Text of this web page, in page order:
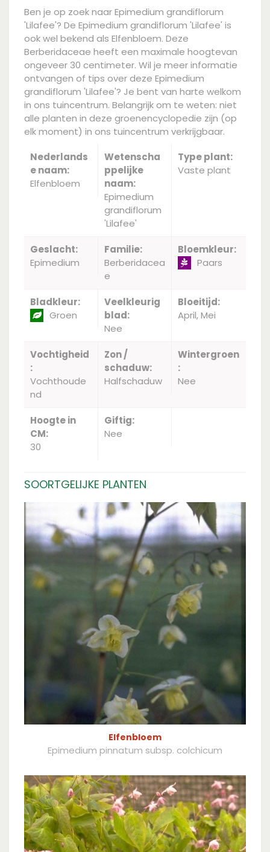
Ben je op zoek naar Epimedium grandiflorum
'Lilafee'? De Epimedium grandiflorum 'Lilafee' is
ook wel bekend als Elfenbloem. Deze
Berberidaceae heeft een maximale hoogtevan
ongeveer 30 centimeter. Wil je meer informatie
ontvangen of tips over deze Epimedium
grandiflorum 'Lilafee'? Je bent van harte welkom
in ons tuincentrum. Belangrijk om te weten: niet
alle planten in deze groenencyclopedie zijn (op
elk moment) in ons tuincentrum verkrijgbaar.
Nederlands
e naam:
Elfenbloem
Wetenscha
ppelijke
naam:
Epimedium
grandiflorum
'Lilafee'
Type plant:
Vaste plant
Geslacht:
Epimedium
Familie:
Berberidacea
e
Bloemkleur:
Paars
Bladkleur:
Groen
Veelkleurig
blad:
Nee
Bloeitijd:
April, Mei
Vochtigheid
:
Vochthoude
nd
Zon /
schaduw:
Halfschaduw
Wintergroen
:
Nee
Hoogte in
CM:
30
Giftig:
Nee
SOORTGELIJKE PLANTEN
Elfenbloem
Epimedium pinnatum subsp. colchicum